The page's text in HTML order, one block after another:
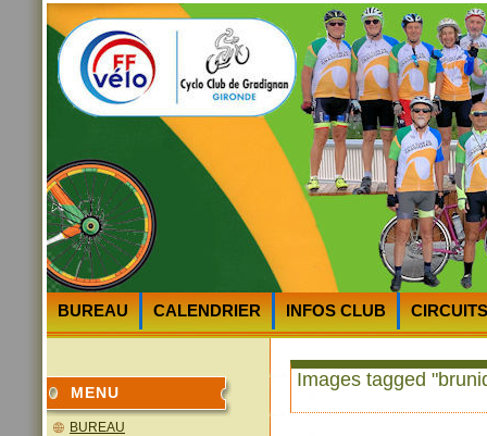
BUREAU CALENDRIER INFOS CLUB
CIRCUITS
MENU
BUREAU
Images tagged